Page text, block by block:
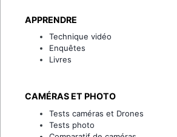
APPRENDRE
Technique vidéo
Enquêtes
Livres
CAMÉRAS ET PHOTO
Tests caméras et Drones
Tests photo